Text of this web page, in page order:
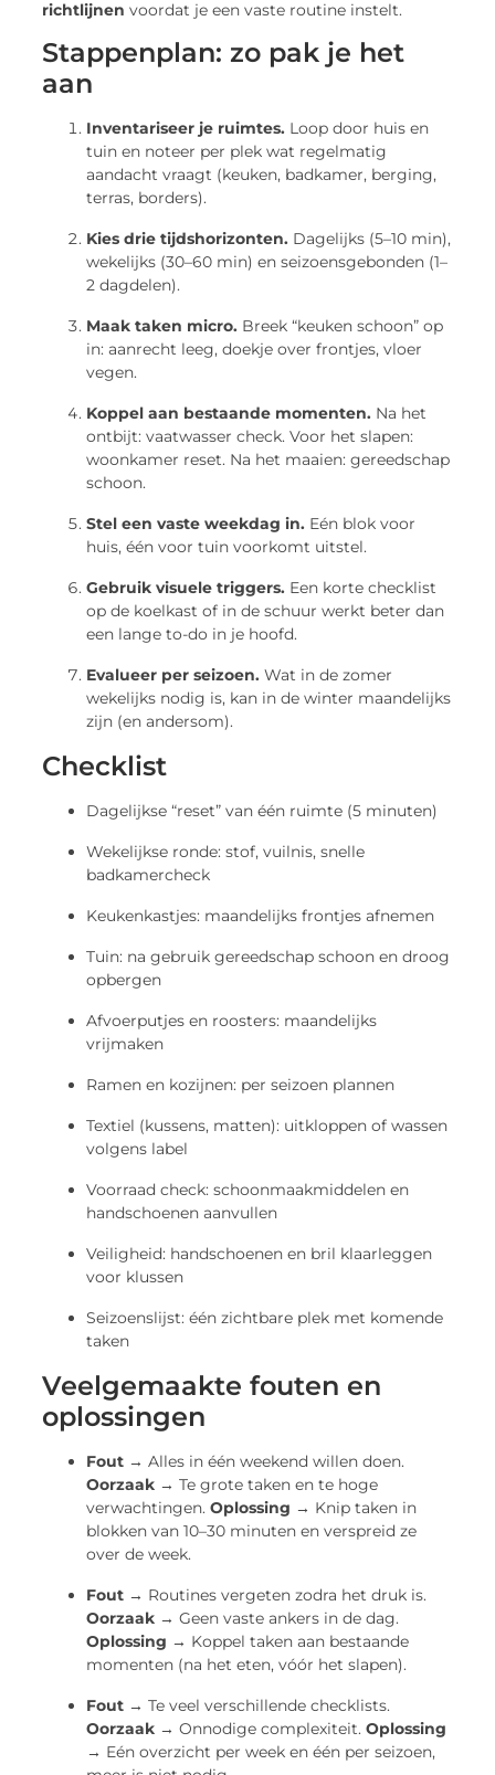
richtlijnen voordat je een vaste routine instelt.
Stappenplan: zo pak je het
aan
Inventariseer je ruimtes. Loop door huis en
tuin en noteer per plek wat regelmatig
aandacht vraagt (keuken, badkamer, berging,
terras, borders).
Kies drie tijdshorizonten. Dagelijks (5–10 min),
wekelijks (30–60 min) en seizoensgebonden (1–
2 dagdelen).
Maak taken micro. Breek “keuken schoon” op
in: aanrecht leeg, doekje over frontjes, vloer
vegen.
Koppel aan bestaande momenten. Na het
ontbijt: vaatwasser check. Voor het slapen:
woonkamer reset. Na het maaien: gereedschap
schoon.
Stel een vaste weekdag in. Eén blok voor
huis, één voor tuin voorkomt uitstel.
Gebruik visuele triggers. Een korte checklist
op de koelkast of in de schuur werkt beter dan
een lange to-do in je hoofd.
Evalueer per seizoen. Wat in de zomer
wekelijks nodig is, kan in de winter maandelijks
zijn (en andersom).
Checklist
Dagelijkse “reset” van één ruimte (5 minuten)
Wekelijkse ronde: stof, vuilnis, snelle
badkamercheck
Keukenkastjes: maandelijks frontjes afnemen
Tuin: na gebruik gereedschap schoon en droog
opbergen
Afvoerputjes en roosters: maandelijks
vrijmaken
Ramen en kozijnen: per seizoen plannen
Textiel (kussens, matten): uitkloppen of wassen
volgens label
Voorraad check: schoonmaakmiddelen en
handschoenen aanvullen
Veiligheid: handschoenen en bril klaarleggen
voor klussen
Seizoenslijst: één zichtbare plek met komende
taken
Veelgemaakte fouten en
oplossingen
Fout → Alles in één weekend willen doen.
Oorzaak → Te grote taken en te hoge
verwachtingen.Oplossing → Knip taken in
blokken van 10–30 minuten en verspreid ze
over de week.
Fout → Routines vergeten zodra het druk is.
Oorzaak → Geen vaste ankers in de dag.
Oplossing → Koppel taken aan bestaande
momenten (na het eten, vóór het slapen).
Fout → Te veel verschillende checklists.
Oorzaak → Onnodige complexiteit.Oplossing
→ Eén overzicht per week en één per seizoen,